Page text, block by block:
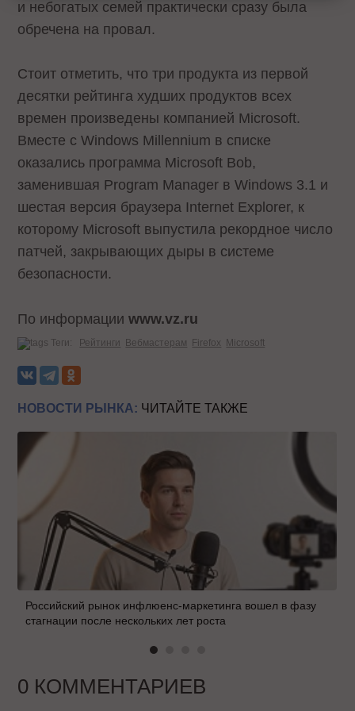
и небогатых семей практически сразу была
обречена на провал.
Стоит отметить, что три продукта из первой
десятки рейтинга худших продуктов всех
времен произведены компанией Microsoft.
Вместе с Windows Millennium в списке
оказались программа Microsoft Bob,
заменившая Program Manager в Windows 3.1 и
шестая версия браузера Internet Explorer, к
которому Microsoft выпустила рекордное число
патчей, закрывающих дыры в системе
безопасности.
По информацииwww.vz.ru
Теги: Рейтинги Вебмастерам Firefox Microsoft
НОВОСТИ РЫНКА: ЧИТАЙТЕ ТАКЖЕ
Российский рынок инфлюенс-маркетинга вошел в фазу
стагнации после нескольких лет роста
0 КОММЕНТАРИЕВ